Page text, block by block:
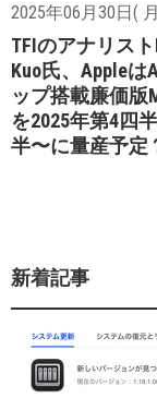
2025年06月30日(
TFIのアナリス
Kuo氏、Appleは
ップ搭載廉価版
を2025年第4四
半〜に量産予定
新着記事